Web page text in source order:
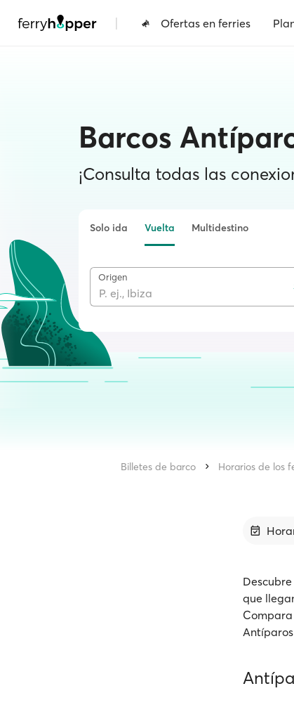
| Ofertas en ferries
Barcos
¡Consulta todas las
Solo ida Vuelta Multidestino
Origen
Billetes de barco Horarios de los
que